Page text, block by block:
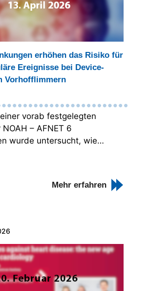
erhöhen das Risiko für
Ereignisse bei Device-
Vorhofflimmern
vorab festgelegten
– AFNET 6
wurde untersucht, wie…
Mehr erfahren